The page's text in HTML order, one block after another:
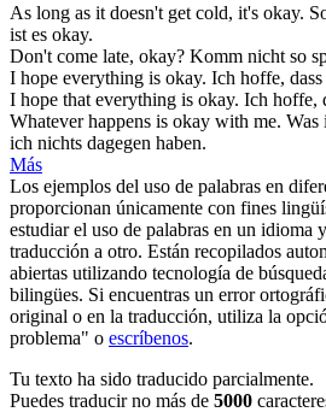
As long as it doesn't get cold, it's okay.
ist es okay.
Don't come late, okay? Komm nicht so
I hope everything is okay. Ich hoffe,
I hope that everything is okay. Ich hoffe,
Whatever happens is okay with me. Was
ich nichts dagegen haben.
Más
Los ejemplos del uso de palabras en
proporcionan únicamente con fines
estudiar el uso de palabras en un idioma
traducción a otro. Están recopilados
abiertas utilizando tecnología de
bilingües. Si encuentras un error
original o en la traducción, utiliza la
problema" o escríbenos.
Tu texto ha sido traducido parcialmente.
Puedes traducir no más de 5000